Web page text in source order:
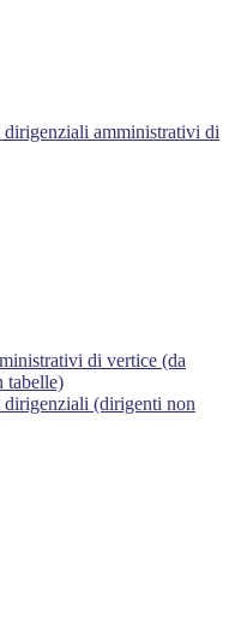
amministrativi di
di vertice (da
tabelle)
(dirigenti non